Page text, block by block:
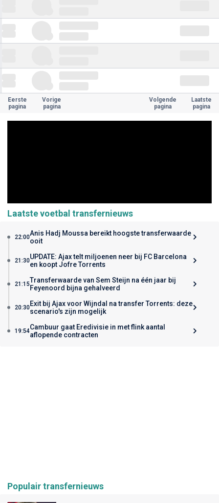
Eerste
pagina
Vorige
pagina
Volgende
pagina
Laatste
pagina
Laatste voetbal transfernieuws
22:00Anis Hadj Moussa bereikt hoogste transferwaarde
ooit
21:30UPDATE: Ajax telt miljoenen neer bij FC Barcelona
en koopt Jofre Torrents
21:15Transferwaarde van Sem Steijn na één jaar bij
Feyenoord bijna gehalveerd
20:30Exit bij Ajax voor Wijndal na transfer Torrents: deze
scenario's zijn mogelijk
19:54Cambuur gaat Eredivisie in met flink aantal
aflopende contracten
Populair transfernieuws